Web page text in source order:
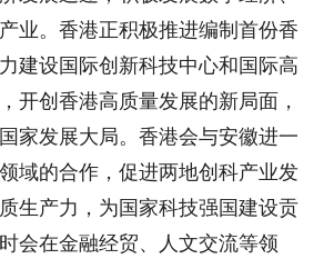
业。香港正积极推进编制首份香
建设国际创新科技中心和国际高
开创香港高质量发展的新局面，
家发展大局。香港会与安徽进一
域的合作，促进两地创科产业发
生产力，为国家科技强国建设贡
会在金融经贸、人文交流等领